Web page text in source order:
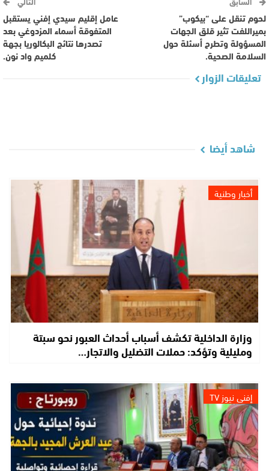
لحوم تنقل على “بيكوب”
بميراللفت تثير قلق الجهات
المسؤولة وتطرح أسئلة حول
السلامة الصحية.
عامل إقليم سيدي إفني يستقبل
المتفوقة أسماء المزدوغي بعد
تصدرها نتائج البكالوريا بجهة
كلميم واد نون.
تعليقات الزوار
شاهد أيضا
أخبار وطنية
وزارة الداخلية تكشف أسباب أحداث العبور نحو سبتة
ومليلية وتؤكد: حملات التضليل والاتجار…
إفني نيوز TV